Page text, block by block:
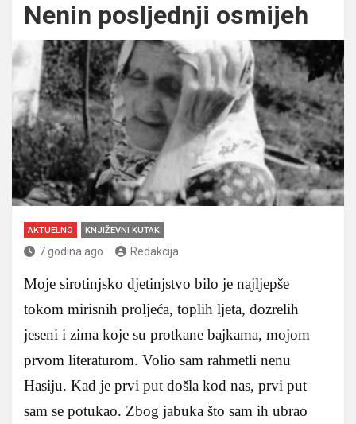
Nenin posljednji osmijeh
AKTUELNO KNJIŽEVNI KUTAK
7 godina ago Redakcija
Moje sirotinjsko djetinjstvo bilo je najljepše
tokom mirisnih proljeća, toplih ljeta, dozrelih
jeseni i zima koje su protkane bajkama, mojom
prvom literaturom. Volio sam rahmetli nenu
Hasiju. Kad je prvi put došla kod nas, prvi put
sam se potukao. Zbog jabuka što sam ih ubrao